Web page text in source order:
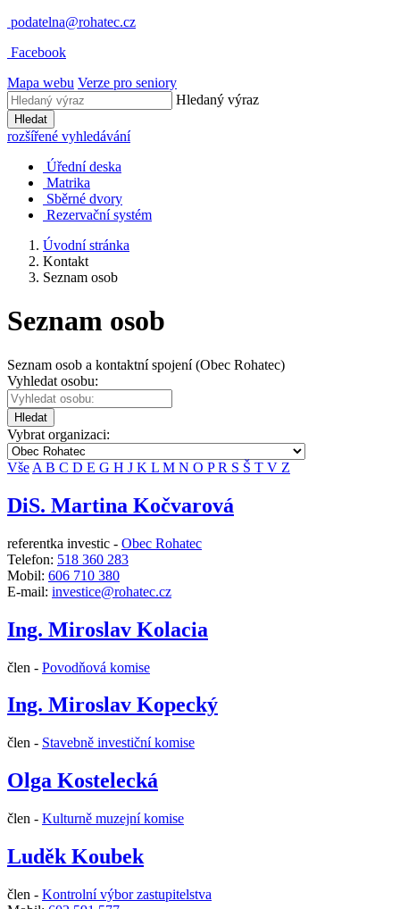
podatelna@rohatec.cz
Facebook
Mapa webu Verze pro seniory
Hledaný výraz
Hledat
rozšířené vyhledávání
Úřední deska
Matrika
Sběrné dvory
Rezervační systém
Úvodní stránka
Kontakt
Seznam osob
Seznam osob
Seznam osob a kontaktní spojení (Obec Rohatec)
Vyhledat osobu:
Hledat
Vybrat organizaci:
Vše A B C D E G H J K L M N O PR S Š T V Z
DiS. Martina Kočvarová
referentka investic - Obec Rohatec
Telefon: 518 360 283
Mobil: 606 710 380
E-mail: investice@rohatec.cz
Ing. Miroslav Kolacia
člen - Povodňová komise
Ing. Miroslav Kopecký
člen - Stavebně investiční komise
Olga Kostelecká
člen - Kulturně muzejní komise
Luděk Koubek
člen - Kontrolní výbor zastupitelstva